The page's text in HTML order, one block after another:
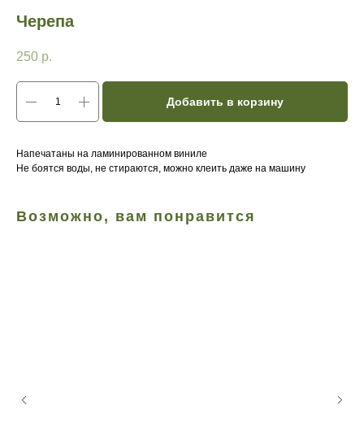
Черепа
250 р.
Добавить в корзину
Напечатаны на ламинированном виниле
Не боятся воды, не стираются, можно клеить даже на машину
Возможно, вам понравится